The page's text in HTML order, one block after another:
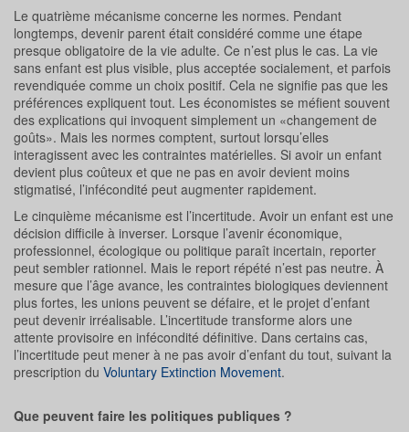
Le quatrième mécanisme concerne les normes. Pendant
longtemps, devenir parent était considéré comme une étape
presque obligatoire de la vie adulte. Ce n’est plus le cas. La vie
sans enfant est plus visible, plus acceptée socialement, et parfois
revendiquée comme un choix positif. Cela ne signifie pas que les
préférences expliquent tout. Les économistes se méfient souvent
des explications qui invoquent simplement un «changement de
goûts». Mais les normes comptent, surtout lorsqu’elles
interagissent avec les contraintes matérielles. Si avoir un enfant
devient plus coûteux et que ne pas en avoir devient moins
stigmatisé, l’infécondité peut augmenter rapidement.
Le cinquième mécanisme est l’incertitude. Avoir un enfant est une
décision difficile à inverser. Lorsque l’avenir économique,
professionnel, écologique ou politique paraît incertain, reporter
peut sembler rationnel. Mais le report répété n’est pas neutre. À
mesure que l’âge avance, les contraintes biologiques deviennent
plus fortes, les unions peuvent se défaire, et le projet d’enfant
peut devenir irréalisable. L’incertitude transforme alors une
attente provisoire en infécondité définitive. Dans certains cas,
l’incertitude peut mener à ne pas avoir d’enfant du tout, suivant la
prescription du Voluntary Extinction Movement.
Que peuvent faire les politiques publiques ?